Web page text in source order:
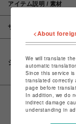
アイテム説明 / 素材
サイズ
シェアする
<About
We will translate
automatic
Since this service
translated correctly
page before
In addition, we do
indirect damage
understanding in